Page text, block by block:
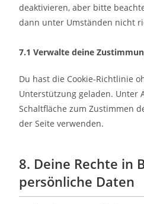
deaktivieren, aber bitte
dann unter Umständen nicht
7.1 Verwalte deine
Du hast die Cookie-Richtlinie
Unterstützung geladen. Unter
Schaltfläche zum Zustimmen
der Seite verwenden.
8. Deine Rechte in
persönliche Daten